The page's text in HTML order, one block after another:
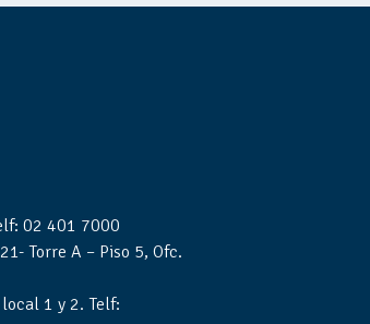
02 401 7000
Torre A – Piso 5, Ofc.
1 y 2. Telf: